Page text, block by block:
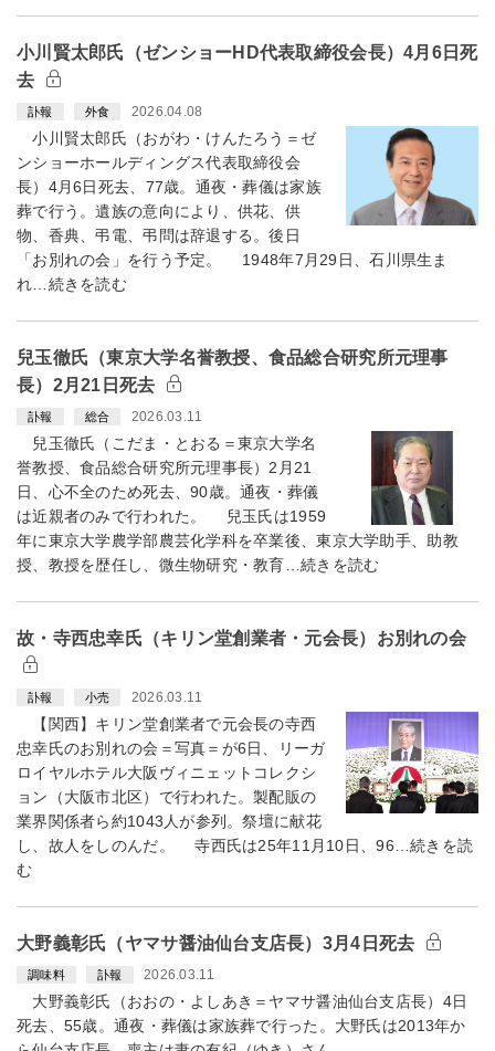
小川賢太郎氏（ゼンショーHD代表取締役会長）4月6日死
去
訃報 外食 2026.04.08
小川賢太郎氏（おがわ・けんたろう＝ゼ
ンショーホールディングス代表取締役会
長）4月6日死去、77歳。通夜・葬儀は家族
葬で行う。遺族の意向により、供花、供
物、香典、弔電、弔問は辞退する。後日
「お別れの会」を行う予定。 1948年7月29日、石川県生ま
れ…続きを読む
兒玉徹氏（東京大学名誉教授、食品総合研究所元理事
長）2月21日死去
訃報 総合 2026.03.11
兒玉徹氏（こだま・とおる＝東京大学名
誉教授、食品総合研究所元理事長）2月21
日、心不全のため死去、90歳。通夜・葬儀
は近親者のみで行われた。 兒玉氏は1959
年に東京大学農学部農芸化学科を卒業後、東京大学助手、助教
授、教授を歴任し、微生物研究・教育…続きを読む
故・寺西忠幸氏（キリン堂創業者・元会長）お別れの会
訃報 小売 2026.03.11
【関西】キリン堂創業者で元会長の寺西
忠幸氏のお別れの会＝写真＝が6日、リーガ
ロイヤルホテル大阪ヴィニェットコレクシ
ョン（大阪市北区）で行われた。製配販の
業界関係者ら約1043人が参列。祭壇に献花
し、故人をしのんだ。 寺西氏は25年11月10日、96…続きを読
む
大野義彰氏（ヤマサ醤油仙台支店長）3月4日死去
調味料 訃報 2026.03.11
大野義彰氏（おおの・よしあき＝ヤマサ醤油仙台支店長）4日
死去、55歳。通夜・葬儀は家族葬で行った。大野氏は2013年か